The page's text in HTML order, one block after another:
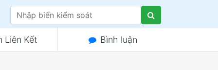
Liên Kết Bình luận